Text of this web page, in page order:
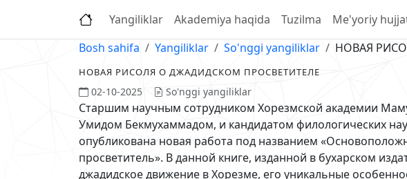
Yangiliklar Akademiya haqida Tuzilma Me'yoriy
Bosh sahifa
Yangiliklar So'nggi yangiliklar НОВАЯ
НОВАЯ РИСОЛЯ О ДЖАДИДСКОМ ПРОСВЕТИТЕЛЕ
02-10-2025 So'nggi yangiliklar
Старшим научным сотрудником Хорезмской академии
Умидом Бекмухаммадом, и кандидатом филологических
опубликована новая работа под названием
просветитель». В данной книге, изданной в бухарском
джадидское движение в Хорезме, его уникальные